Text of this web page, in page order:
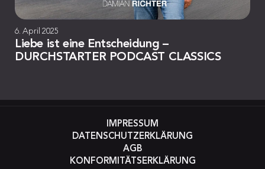
6. April 2025
Liebe ist eine Entscheidung –
DURCHSTARTER PODCAST CLASSICS
IMPRESSUM
DATENSCHUTZERKLÄRUNG
AGB
KONFORMITÄTSERKLÄRUNG